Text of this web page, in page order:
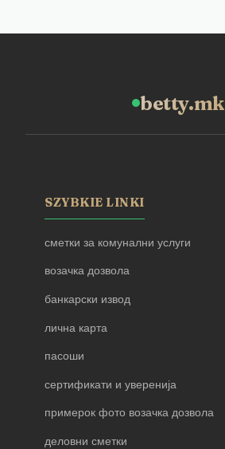
betty.mk
SZYBKIE LINKI
сметки за комунални услуги
возачка дозвола
банкарски извод
лична карта
пасоши
сертификати и уверенија
примерок фото возачка дозвола
деловни сметки